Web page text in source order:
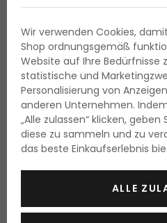
Wir verwenden Cookies,
Shop ordnungsgemäß
Website auf Ihre Bedürfnisse
statistische und
Personalisierung von
anderen Unternehmen.
„Alle zulassen“ klicken, geben
diese zu sammeln und zu
das beste Einkaufserlebnis
ALLE